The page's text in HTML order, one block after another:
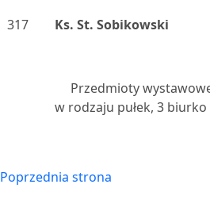
317
Ks. St. Sobikowski
Przedmioty
w rodzaju pułek, 3
Poprzednia strona